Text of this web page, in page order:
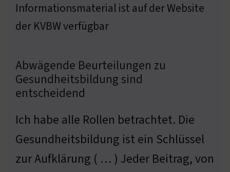
Informationsmaterial ist auf der Website
der KVBW verfügbar
Abwägende Beurteilungen zu
Gesundheitsbildung sind
entscheidend
Ich habe alle Rollen betrachtet. Die
Gesundheitsbildung ist ein Schlüssel
zur Aufklärung ( … ) Jeder Beitrag, von